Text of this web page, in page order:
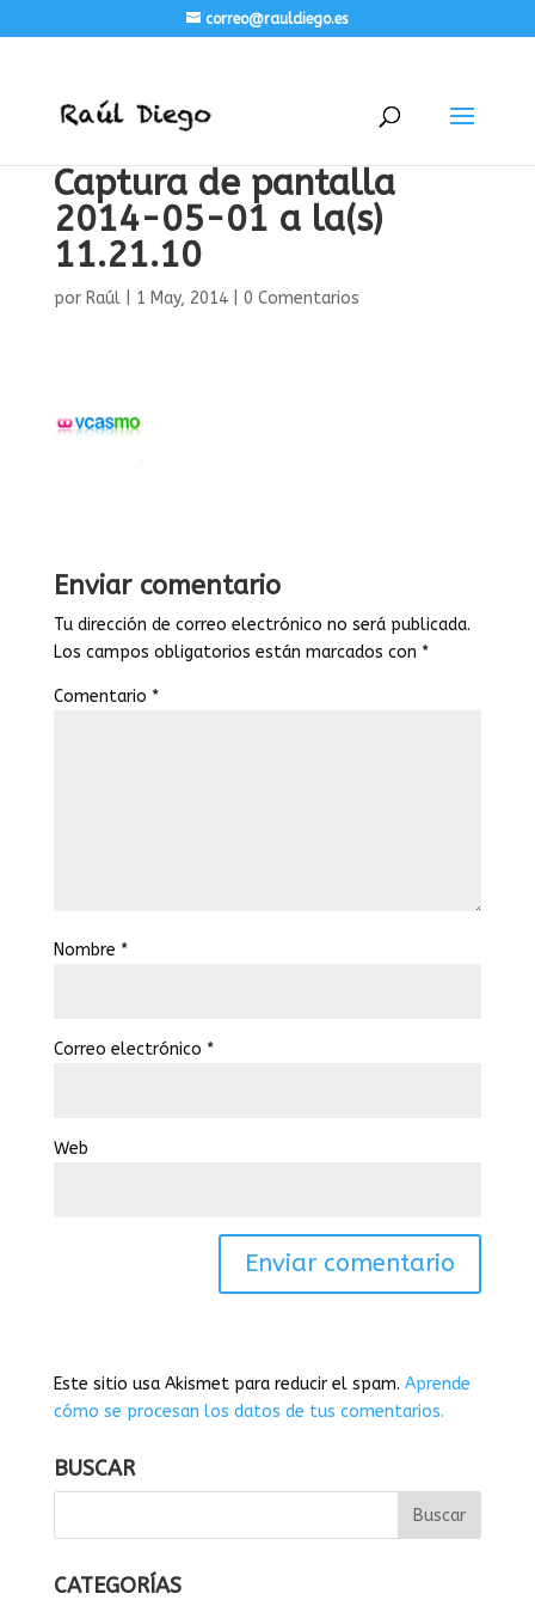
correo@rauldiego.es
Captura de pantalla
2014-05-01 a la(s)
11.21.10
por Raúl| 1 May, 2014| 0 Comentarios
Enviar comentario
Tu dirección de correo electrónico no será publicada.
Los campos obligatorios están marcados con *
Comentario *
Nombre *
Correo electrónico *
Web
Este sitio usa Akismet para reducir el spam. Aprende
cómo se procesan los datos de tus comentarios.
BUSCAR
CATEGORÍAS